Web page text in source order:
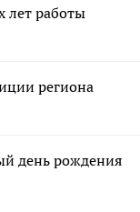
лет работы
региона
день рождения